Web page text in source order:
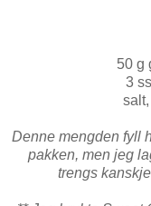
50 g
3
Denne mengden fyll
pakken, men jeg
trengs